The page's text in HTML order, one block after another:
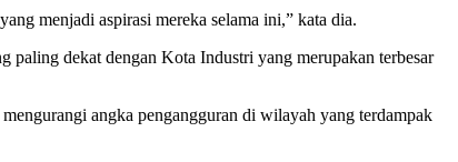
menjadi aspirasi mereka selama ini,” kata dia.
paling dekat dengan Kota Industri yang merupakan terbesar
angka pengangguran di wilayah yang terdampak